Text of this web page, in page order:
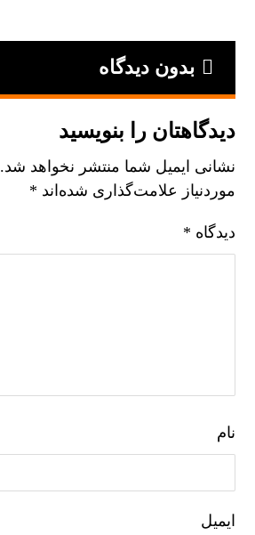
بدون دیدگاه
دیدگاهتان را بنویسید
نشانی ایمیل شما منتشر نخواهد شد.
موردنیاز علامت‌گذاری شده‌اند *
دیدگاه *
نام
ایمیل